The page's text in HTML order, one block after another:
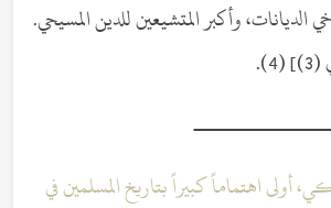
الديانات، وأكبر المتشيعين للدين المسيحي.
أولى اهتماماً كبيراً بتاريخ المسلمين في